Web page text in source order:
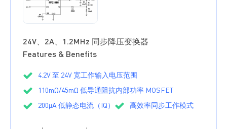
24V、2A、1.2MHz 同步降压变换器
Features & Benefits
4.2V 至 24V 宽工作输入电压范围
110mΩ/45mΩ 低导通阻抗内部功率 MOSFET
200µA 低静态电流（IQ） 高效率同步工作模式